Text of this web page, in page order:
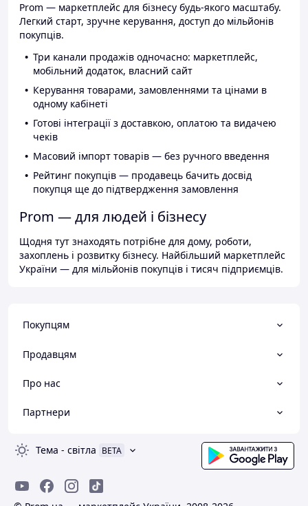
Prom — маркетплейс для бізнесу будь-якого масштабу.
Легкий старт, зручне керування, доступ до мільйонів
покупців.
Три канали продажів одночасно: маркетплейс,
мобільний додаток, власний сайт
Керування товарами, замовленнями та цінами в
одному кабінеті
Готові інтеграції з доставкою, оплатою та видачею
чеків
Масовий імпорт товарів — без ручного введення
Рейтинг покупців — продавець бачить досвід
покупця ще до підтвердження замовлення
Prom — для людей і бізнесу
Щодня тут знаходять потрібне для дому, роботи,
захоплень і розвитку бізнесу. Найбільший маркетплейс
України — для мільйонів покупців і тисяч підприємців.
Покупцям
Продавцям
Про нас
Партнери
Тема - світла BETA